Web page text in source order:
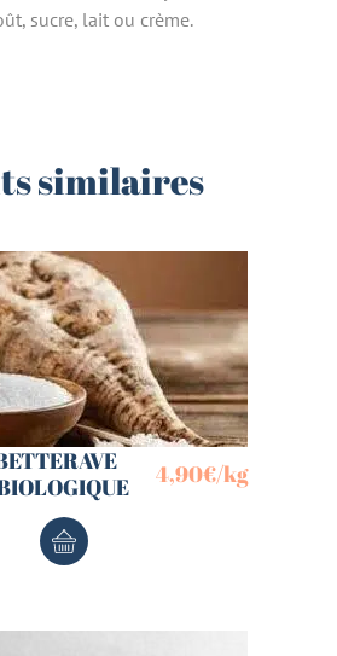
sucre, lait ou crème.
similaires
4,90€/kg